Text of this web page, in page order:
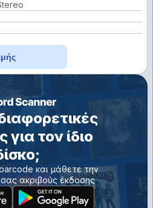
για τον ίδιο
και μάθετε την
σας ακριβούς έκδοσης